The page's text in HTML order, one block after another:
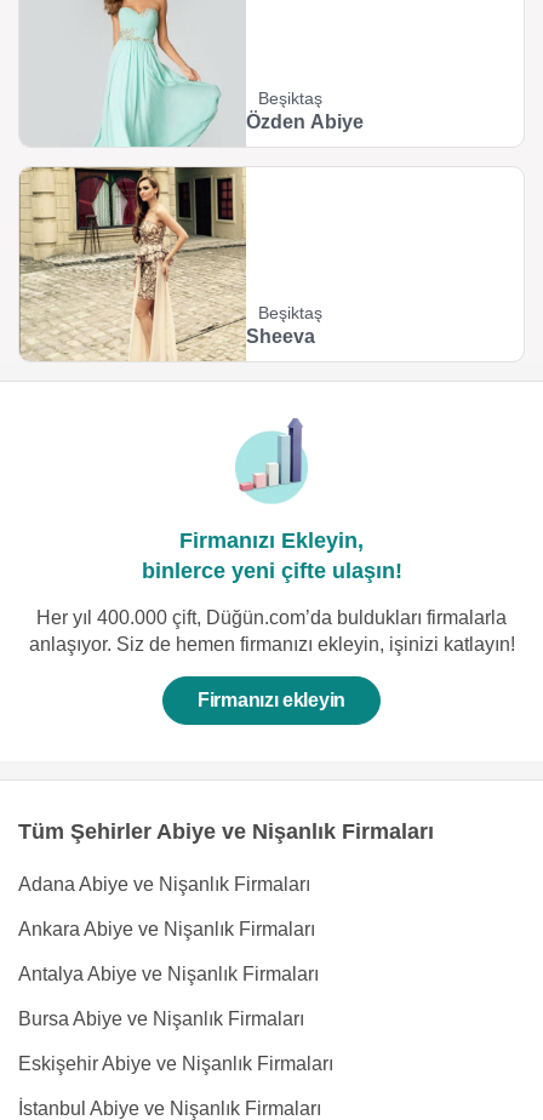
Beşiktaş
Özden Abiye
Beşiktaş
Sheeva
Firmanızı Ekleyin,
binlerce yeni çifte ulaşın!
Her yıl 400.000 çift, Düğün.com’da buldukları firmalarla
anlaşıyor. Siz de hemen firmanızı ekleyin, işinizi katlayın!
Firmanızı ekleyin
Tüm Şehirler Abiye ve Nişanlık Firmaları
Adana Abiye ve Nişanlık Firmaları
Ankara Abiye ve Nişanlık Firmaları
Antalya Abiye ve Nişanlık Firmaları
Bursa Abiye ve Nişanlık Firmaları
Eskişehir Abiye ve Nişanlık Firmaları
İstanbul Abiye ve Nişanlık Firmaları